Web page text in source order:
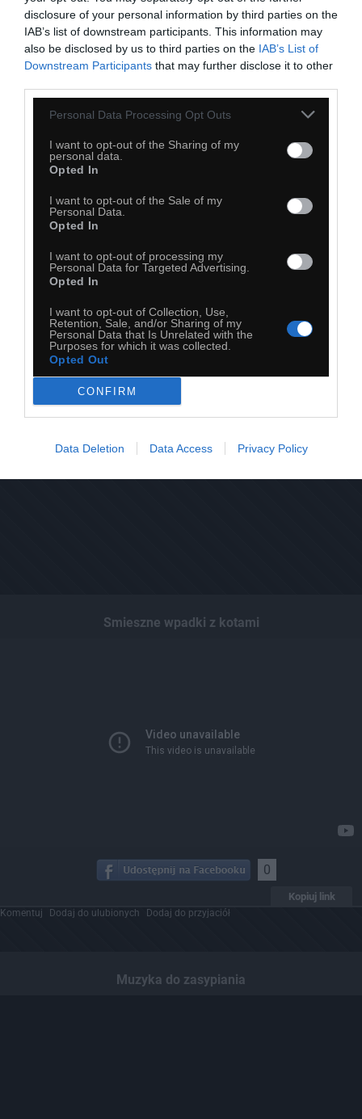
disclosure of your personal information by third parties on the
IAB’s list of downstream participants. This information may
also be disclosed by us to third parties on the IAB’s List of
Downstream Participants that may further disclose it to other
Personal Data Processing Opt Outs
I want to opt-out of the Sharing of my
personal data.
Opted In
I want to opt-out of the Sale of my
Personal Data.
Opted In
I want to opt-out of processing my
Personal Data for Targeted Advertising.
Opted In
I want to opt-out of Collection, Use,
Retention, Sale, and/or Sharing of my
Personal Data that Is Unrelated with the
Purposes for which it was collected.
Opted Out
CONFIRM
Data Deletion Data Access Privacy Policy
Kopiuj link
Dodaj do ulubionych
Smieszne wpadki z kotami
0
Kopiuj link
Komentuj Dodaj do ulubionych Dodaj do przyjaciół
Muzyka do zasypiania